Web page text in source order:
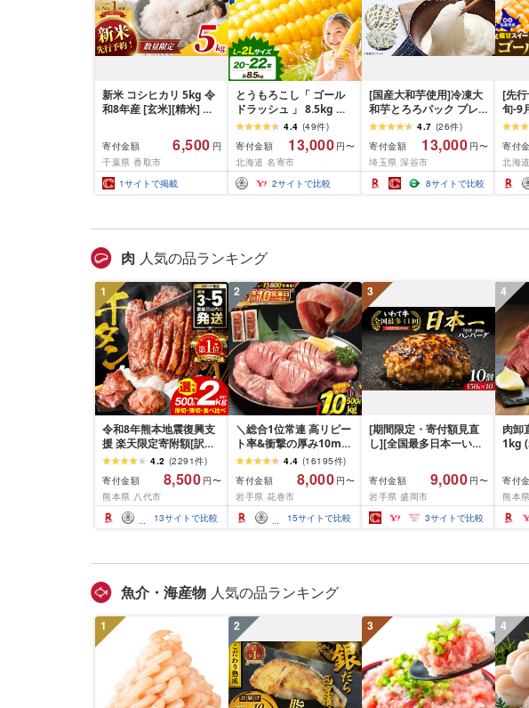
新米 コシヒカリ 5kg 令
和8年産 [玄米][精米] 先
米 数量 限定 こしひかり
5キロ 米5kg ごはん こめ
コメ はくまい お米マイ
スター 厳選 予約 白飯 ※
okome kome おむすび
千葉 千葉県 香取市
寄付金額 6,500 円
千葉県 香取市
1サイトで掲載
とうもろこし「 ゴール
ドラッシュ 」 8.5kg 以
上 北海道 名寄 スイート
4.4 (49件)
寄付金額
13,000 円〜
北海道 名寄市
2サイトで比較
[国産大和芋使用]冷凍大
和芋とろろパック プレ
ーン20パック・青のり
10パック/計30パック
[11218-0367]
4.7 (26件)
寄付金額
13,000 円〜
埼玉県 深谷市
8サイトで比較
[先
旬-9
もろ
コ
シュ
本 特
寄付
北海
肉 人気の品ランキング
1
令和8年熊本地震復興支
援 楽天限定寄附額[訳あ
り]牛タン 500g〜2kg 肉
牛肉 訳あり 牛タン 冷凍
小分け 厚切り 薄切り 食
べ比べ 500g 1kg 1.5kg
2kg 牛 人気 ビーフ 牛た
ん ふるさと納税 ランキ
4.2 (2291件)
寄付金額
8,500 円〜
熊本県 八代市
13サイトで比較
2
＼総合1位常連 高リピー
ト率&衝撃の厚み10mm
厚切り牛タン 塩味/ ≪ス
ピード発送!!10営業日以
内発送≫ 選べる内容量
500g / 1kg 定期便 毎月
届く 牛肉 肉 BBQ ふるさ
と 人気 ランキング 岩手
4.4 (16195件)
寄付金額
8,000 円〜
岩手県 花巻市
15サイトで比較
3
[期間限定・寄付額見直
し][全国最多日本一いわ
1.5kg(150g×10個) いわ
て牛 × 岩中豚 ハンバー
グ 合挽き 合い挽き 黒毛
和牛 人気 冷凍 個包装 小
分け 冷凍 牛肉 豚肉 和牛
岡 shikoku001k
寄付金額 9,000 円〜
岩手県 盛岡市
3サイトで比較
4
肉卸
1kg
牛
業務
BBQ
祝い
寄付
熊本
魚介・海産物 人気の品ランキング
1 2 3 4